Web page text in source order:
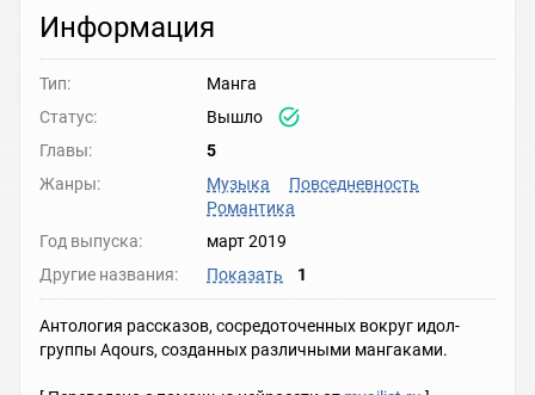
Информация
Тип:
Манга
Статус:
Вышло
Главы:
5
Жанры:
Музыка
Повседневность
Романтика
Год выпуска:
март 2019
Другие названия:
Показать 1
Антология рассказов, сосредоточенных вокруг идол-
группы Aqours, созданных различными мангаками.